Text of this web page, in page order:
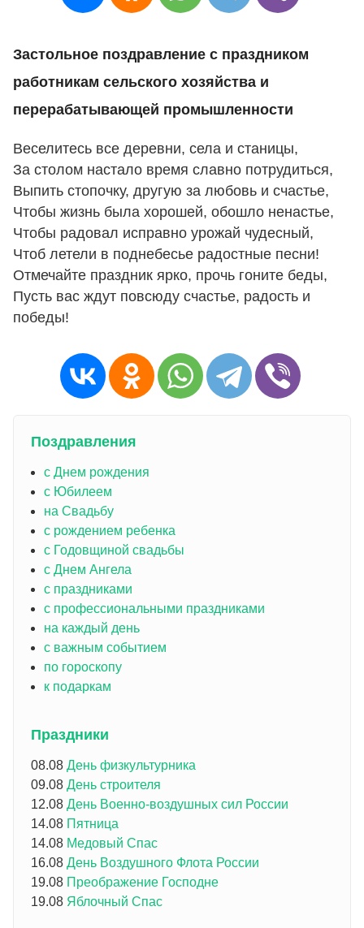
Застольное поздравление с праздником
работникам сельского хозяйства и
перерабатывающей промышленности
Веселитесь все деревни, села и станицы,
За столом настало время славно потрудиться,
Выпить стопочку, другую за любовь и счастье,
Чтобы жизнь была хорошей, обошло ненастье,
Чтобы радовал исправно урожай чудесный,
Чтоб летели в поднебесье радостные песни!
Отмечайте праздник ярко, прочь гоните беды,
Пусть вас ждут повсюду счастье, радость и
победы!
Поздравления
с Днем рождения
с Юбилеем
на Свадьбу
с рождением ребенка
с Годовщиной свадьбы
с Днем Ангела
с праздниками
с профессиональными праздниками
на каждый день
с важным событием
по гороскопу
к подаркам
Праздники
08.08 День физкультурника
09.08 День строителя
12.08 День Военно-воздушных сил России
14.08 Пятница
14.08 Медовый Спас
16.08 День Воздушного Флота России
19.08 Преображение Господне
19.08 Яблочный Спас